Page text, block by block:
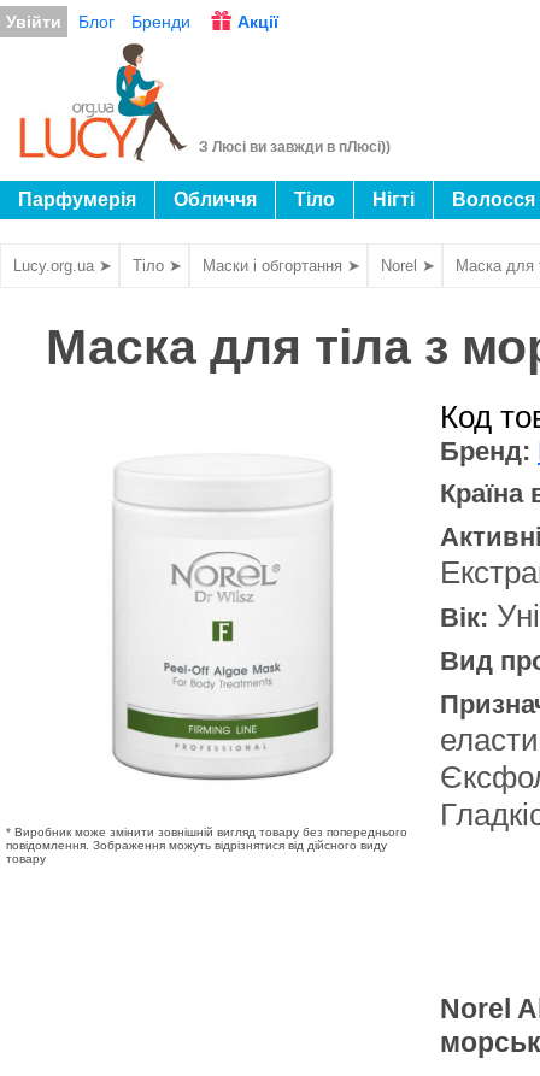
Увійти Блог Бренди Акції
З Люсі ви завжди в пЛюсі))
Парфумерія Обличчя Тіло Нігті Волосся
Lucy.org.ua ➤ Тіло ➤ Маски і обгортання ➤ Norel ➤ Маска для
Маска для тіла з
* Виробник може змінити зовнішній вигляд товару без попереднього
повідомлення. Зображення можуть відрізнятися від дійсного виду
товару
Код
Бренд:
Вік:
Вид
Norel